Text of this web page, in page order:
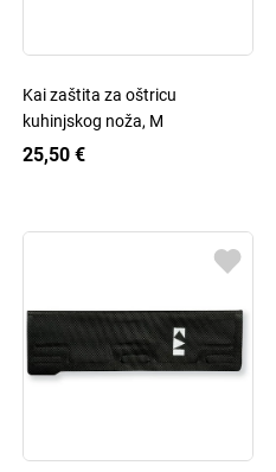
Kai zaštita za oštricu
kuhinjskog noža, M
25,50 €